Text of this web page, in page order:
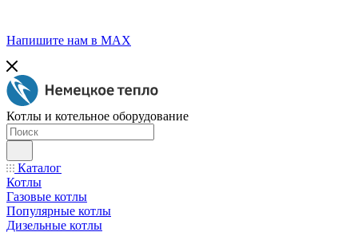
Напишите нам в МАХ
Котлы и котельное оборудование
Каталог
Котлы
Газовые котлы
Популярные котлы
Дизельные котлы